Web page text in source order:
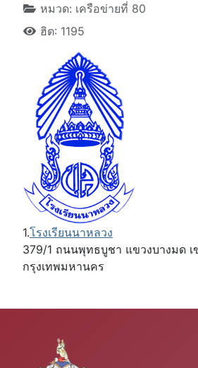
หมวด: เครือข่ายที่ 80
ฮิต: 1195
1.โรงเรียนนาหลวง
379/1 ถนนพุทธบูชา แขวงบางมด เ
กรุงเทพมหานคร